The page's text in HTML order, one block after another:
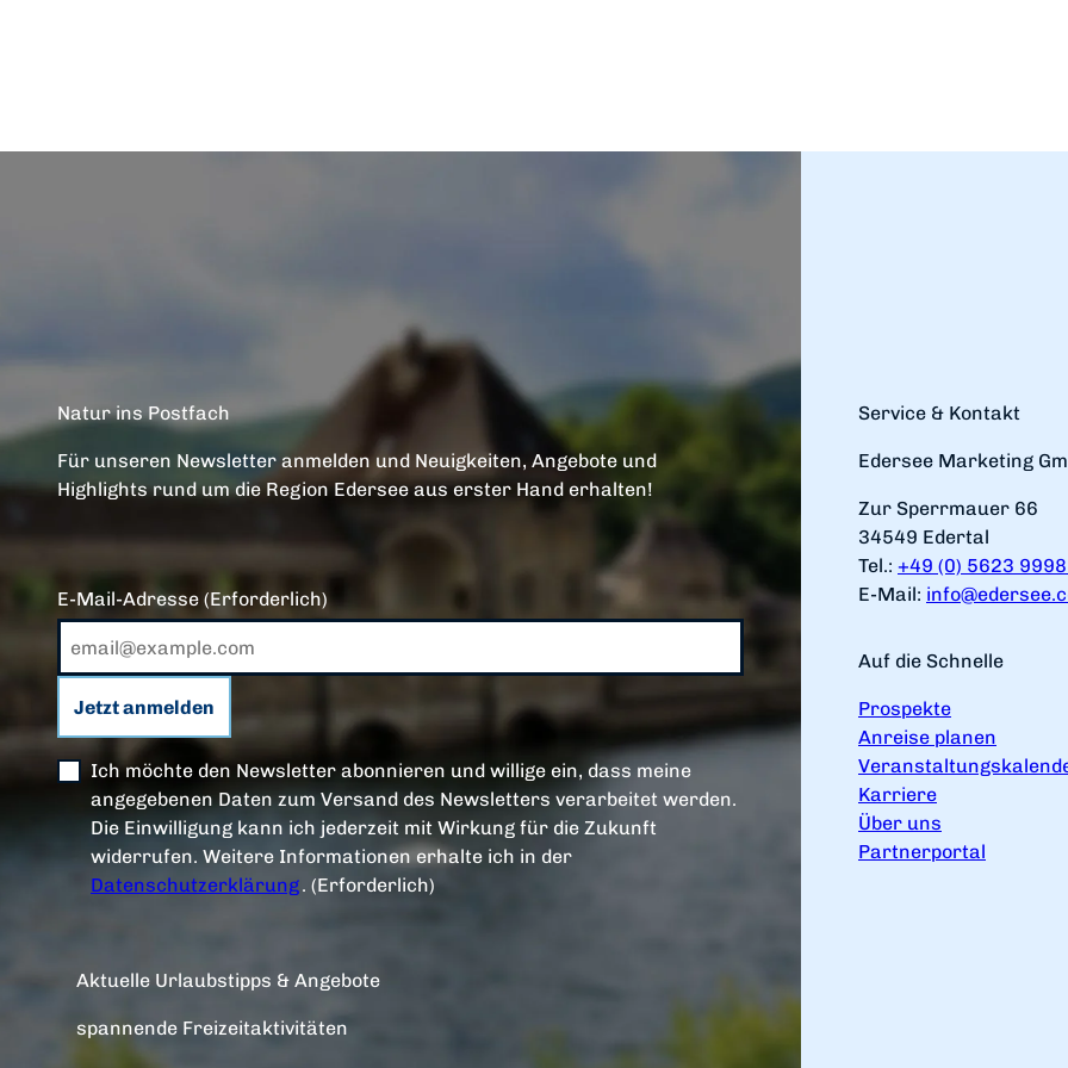
Natur ins Postfach
Für unseren Newsletter anmelden und Neuigkeiten, Angebote und
Highlights rund um die Region Edersee aus erster Hand erhalten!
E-Mail-Adresse (Erforderlich)
Jetzt anmelden
Ich möchte den Newsletter abonnieren und willige ein, dass meine
angegebenen Daten zum Versand des Newsletters verarbeitet werden.
Die Einwilligung kann ich jederzeit mit Wirkung für die Zukunft
widerrufen. Weitere Informationen erhalte ich in der
Datenschutzerklärung. (Erforderlich)
Aktuelle Urlaubstipps & Angebote
spannende Freizeitaktivitäten
Service & Kontakt
Edersee Marketing
Zur Sperrmauer 66
34549 Edertal
Tel.: +49 (0) 5623
E-Mail:
Auf die Schnelle
Prospekte
Anreise planen
Karriere
Über uns
Partnerportal